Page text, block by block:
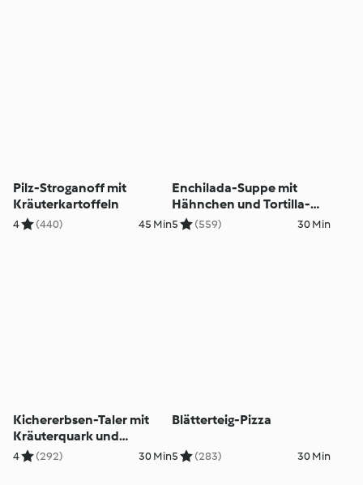
Pilz-Stroganoff mit
Kräuterkartoffeln
4 (440) 45 Min
Enchilada-Suppe mit
Hähnchen und Tortilla-
Chips
5 (559) 30 Min
Kichererbsen-Taler mit
Kräuterquark und
Tomatensalat
4 (292) 30 Min
Blätterteig-Pizza
5 (283) 30 Min